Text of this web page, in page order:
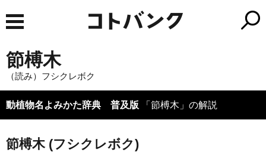
節榑木
（読み）フシクレボク
動植物名よみかた辞典 普及版 「節榑木」の解説
節榑木 (フシクレボク)